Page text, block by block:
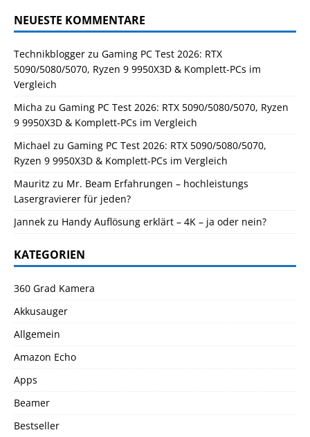
NEUESTE KOMMENTARE
Technikblogger zu Gaming PC Test 2026: RTX
5090/5080/5070, Ryzen 9 9950X3D & Komplett-PCs im
Vergleich
Micha zu Gaming PC Test 2026: RTX 5090/5080/5070, Ryzen
9 9950X3D & Komplett-PCs im Vergleich
Michael zu Gaming PC Test 2026: RTX 5090/5080/5070,
Ryzen 9 9950X3D & Komplett-PCs im Vergleich
Mauritz zu Mr. Beam Erfahrungen – hochleistungs
Lasergravierer für jeden?
Jannek zu Handy Auflösung erklärt – 4K – ja oder nein?
KATEGORIEN
360 Grad Kamera
Akkusauger
Allgemein
Amazon Echo
Apps
Beamer
Bestseller